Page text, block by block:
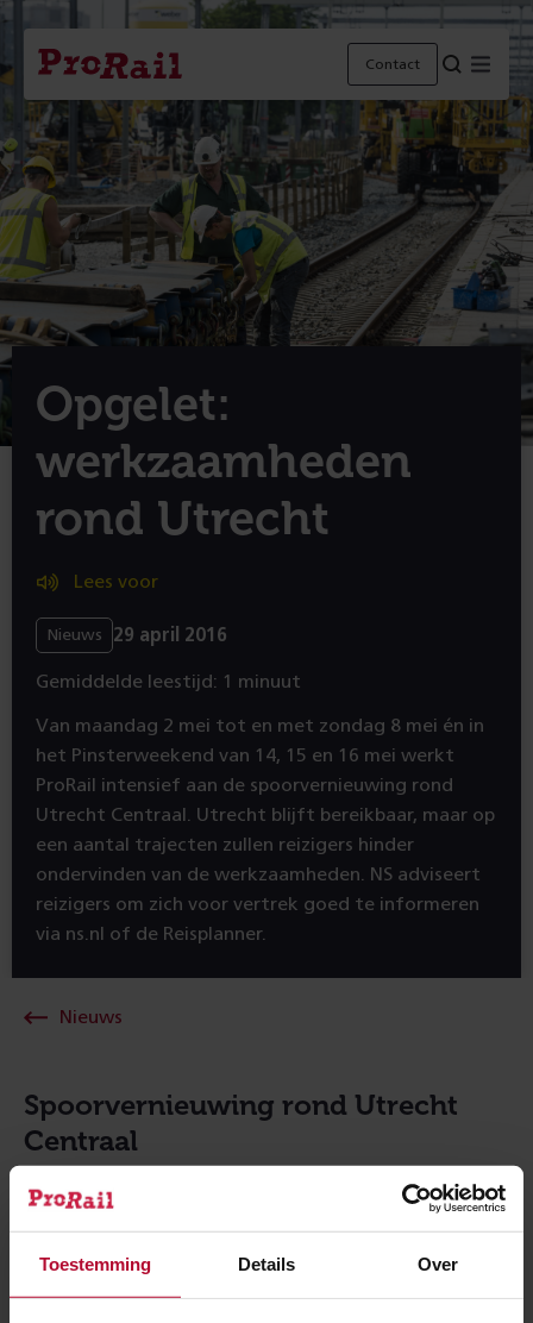
Toestemming Details Over
Navigatie
Homepage
ProRail
Contact Menu
Opgelet:
werkzaamheden
rond Utrecht
Lees voor
Nieuws 29 april 2016
Gemiddelde leestijd: 1 minuut
Van maandag 2 mei tot en met zondag 8 mei én in
het Pinsterweekend van 14, 15 en 16 mei werkt
ProRail intensief aan de spoorvernieuwing rond
Utrecht Centraal. Utrecht blijft bereikbaar, maar op
een aantal trajecten zullen reizigers hinder
ondervinden van de werkzaamheden. NS adviseert
reizigers om zich voor vertrek goed te informeren
via ns.nl of de Reisplanner.
Nieuws
Spoorvernieuwing rond Utrecht
Centraal
ProRail maakt extra ruimte op het spoor rond Utrecht,
zodat er in de toekomst meer treinen kunnen rijden.